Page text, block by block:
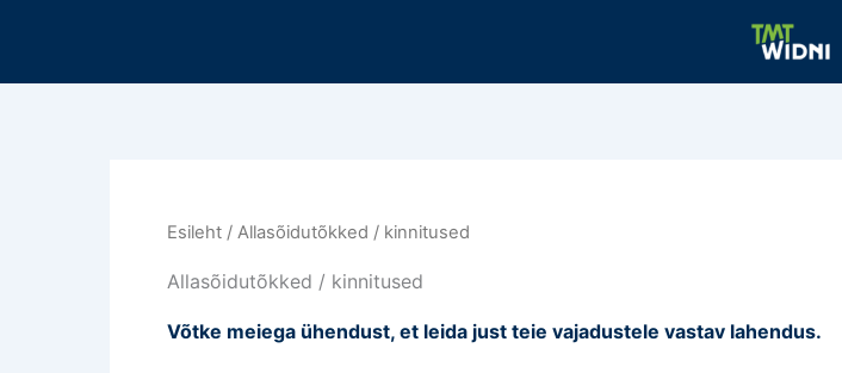
Esileht / Allasõidutõkked / kinnitused
Allasõidutõkked / kinnitused
Võtke meiega ühendust, et leida just teie vajadustele vastav lahendus.